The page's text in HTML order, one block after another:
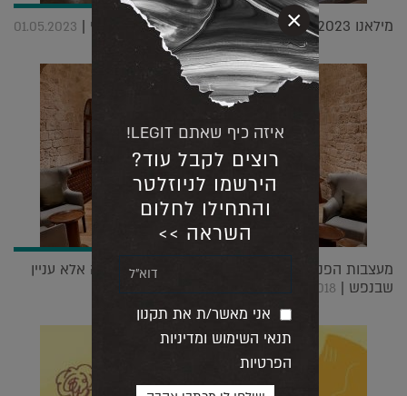
מילאנו 2023: ביקור אצל מלכת האם רוסנה אורלנדי | 01.05.2023
מעצבות הפנים הטוענות שעיצוב זה לא רק דקורציה אלא עניין
שבנפש | 22.05.2018
איזה כיף שאתם LEGIT!
רוצים לקבל עוד?
הירשמו לניוזלטר
והתחילו לחלום
השראה >>
אני מאשר/ת את תקנון
תנאי השימוש ומדיניות
הפרטיות
×